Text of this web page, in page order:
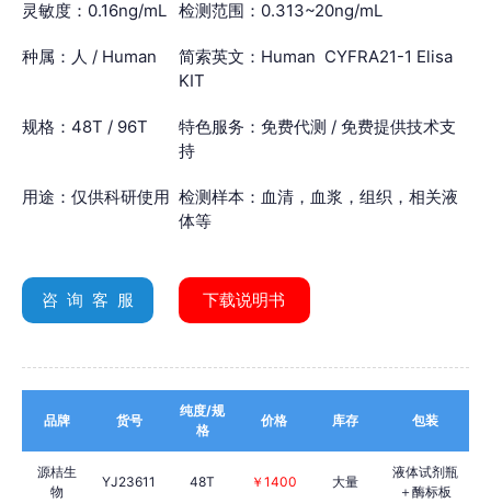
灵敏度：0.16ng/mL 检测范围：0.313~20ng/mL
种属：人 / Human
简索英文：Human CYFRA21-1 Elisa
KIT
规格：48T / 96T
特色服务：免费代测 / 免费提供技术支
持
用途：仅供科研使用 检测样本：血清，血浆，组织，相关液
体等
咨 询 客 服 下载说明书
品牌 货号
纯度/规
格
价格 库存 包装
源桔生
物
YJ23611 48T ￥1400 大量
液体试剂瓶
＋酶标板